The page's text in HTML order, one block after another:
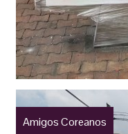
Amigos Coreanos